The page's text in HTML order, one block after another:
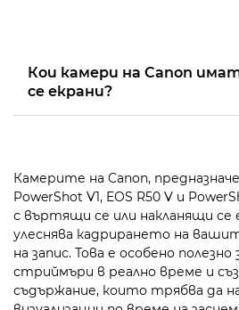
Кои камери на Canon
се екрани?
Камерите на Canon,
PowerShot V1, EOS R50 V и
с въртящи се или накланящи се
улеснява кадрирането на
на запис. Това е особено полезно
стриймъри в реално време и
съдържание, които трябва да